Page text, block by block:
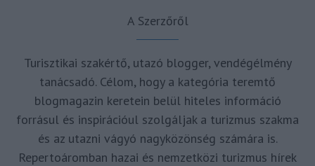
A Szerzőről
Turisztikai szakértő, utazó blogger, vendégélmény
tanácsadó. Célom, hogy a kategória teremtő
blogmagazin keretein belül hiteles információ
forrásul és inspirációul szolgáljak a turizmus szakma
és az utazni vágyó nagyközönség számára is.
Repertoáromban hazai és nemzetközi turizmus hírek